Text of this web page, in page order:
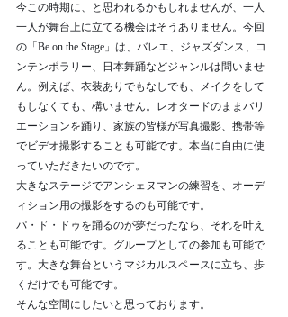
今この時期に、と思われるかもしれませんが、一人
一人が舞台上に立てる機会はそうありません。今回
の「Be on the Stage」は、バレエ、ジャズダンス、コ
ンテンポラリー、日本舞踊などジャンルは問いませ
ん。例えば、衣装ありでもなしでも、メイクをして
もしなくても、構いません。レオタードのままバリ
エーションを踊り、家族の皆様が写真撮影、携帯等
でビデオ撮影することも可能です。本当に自由に使
っていただきたいのです。
大きなステージでアンシェヌマンの練習を、オーデ
ィション用の撮影をするのも可能です。
パ・ド・ドゥを踊るのが夢だったなら、それを叶え
ることも可能です。グループとしての参加も可能で
す。大きな舞台というマジカルスペースに立ち、歩
くだけでも可能です。
そんな空間にしたいと思っております。